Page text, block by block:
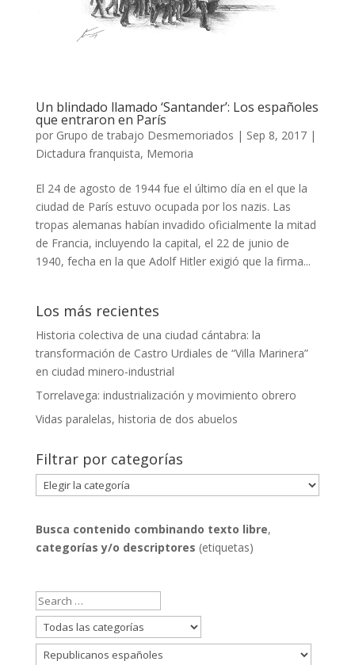
Un blindado llamado ‘Santander’: Los españoles
que entraron en París
por Grupo de trabajo Desmemoriados | Sep 8, 2017|
Dictadura franquista, Memoria
El 24 de agosto de 1944 fue el último día en el que la
ciudad de París estuvo ocupada por los nazis. Las
tropas alemanas habían invadido oficialmente la mitad
de Francia, incluyendo la capital, el 22 de junio de
1940, fecha en la que Adolf Hitler exigió que la firma...
Los más recientes
Historia colectiva de una ciudad cántabra: la
transformación de Castro Urdiales de “Villa Marinera”
en ciudad minero-industrial
Torrelavega: industrialización y movimiento obrero
Vidas paralelas, historia de dos abuelos
Filtrar por categorías
Filtrar
por
Busca contenido combinando texto libre,
categorías y/o descriptores (etiquetas)